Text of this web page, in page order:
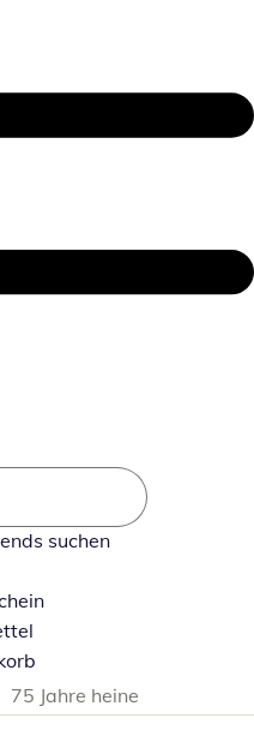
suchen
75 Jahre heine